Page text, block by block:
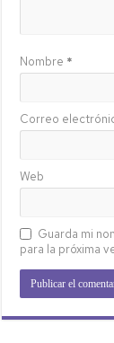
Nombre *
Correo
Web
Guarda mi
para la próxima